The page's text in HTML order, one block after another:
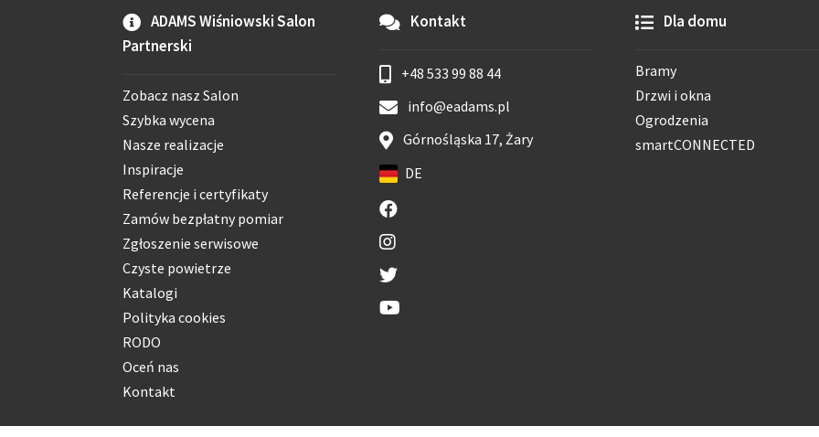
ADAMS Wiśniowski Salon
Partnerski
Zobacz nasz Salon
Szybka wycena
Nasze realizacje
Inspiracje
Referencje i certyfikaty
Zamów bezpłatny pomiar
Zgłoszenie serwisowe
Czyste powietrze
Katalogi
Polityka cookies
RODO
Oceń nas
Kontakt
Kontakt
+48 533 99 88 44
info@eadams.pl
Górnośląska 17, Żary
DE
Dla domu
Bramy
Drzwi i okna
Ogrodzenia
smartCONNECTED